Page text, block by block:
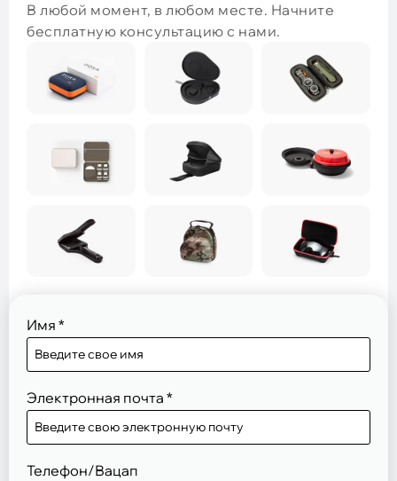
Имя *
Электронная почта *
Телефон/Вацап
В любой момент, в любом месте. Начните
бесплатную консультацию с нами.